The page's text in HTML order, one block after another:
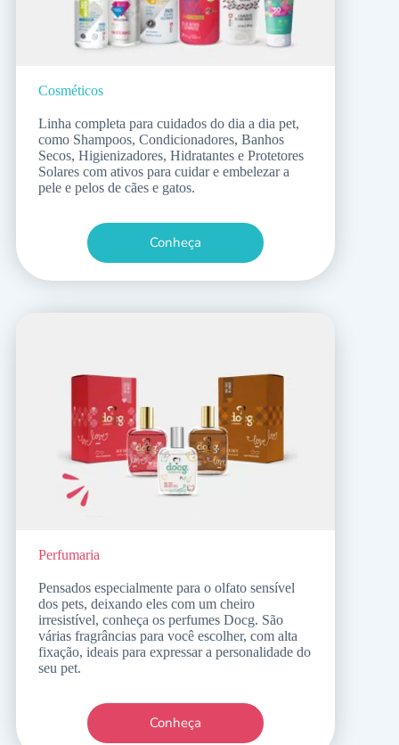
Cosméticos
Linha completa para cuidados do dia a dia pet,
como Shampoos, Condicionadores, Banhos
Secos, Higienizadores, Hidratantes e Protetores
Solares com ativos para cuidar e embelezar a
pele e pelos de cães e gatos.
Conheça
Perfumaria
Pensados especialmente para o olfato sensível
dos pets, deixando eles com um cheiro
irresistível, conheça os perfumes Docg. São
várias fragrâncias para você escolher, com alta
fixação, ideais para expressar a personalidade do
seu pet.
Conheça